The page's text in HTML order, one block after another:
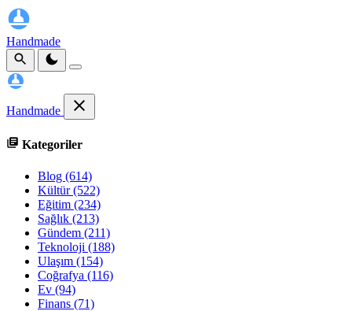
Handmade
Handmade
Kategoriler
Blog (614)
Kültür(522)
Eğitim (234)
Sağlık (213)
Gündem (211)
Teknoloji (188)
Ulaşım (154)
Coğrafya (116)
Ev (94)
Finans (71)